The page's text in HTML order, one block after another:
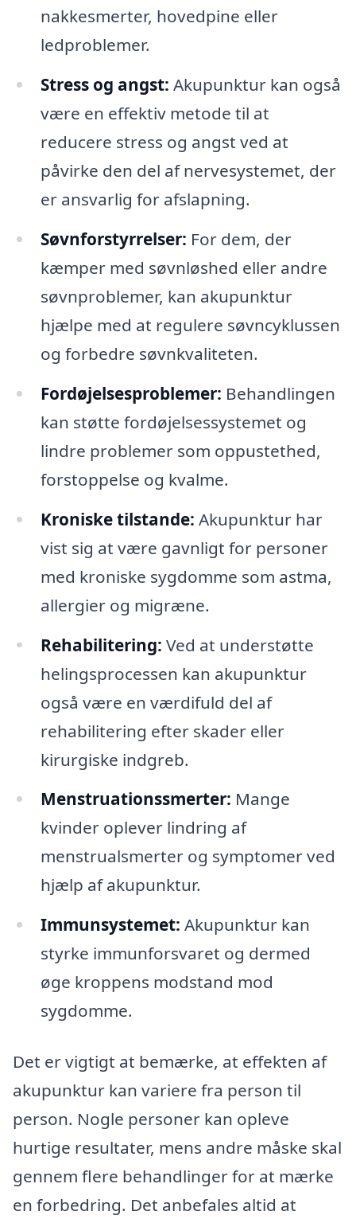
nakkesmerter, hovedpine eller
ledproblemer.
Stress og angst: Akupunktur kan også
være en effektiv metode til at
reducere stress og angst ved at
påvirke den del af nervesystemet, der
er ansvarlig for afslapning.
Søvnforstyrrelser: For dem, der
kæmper med søvnløshed eller andre
søvnproblemer, kan akupunktur
hjælpe med at regulere søvncyklussen
og forbedre søvnkvaliteten.
Fordøjelsesproblemer: Behandlingen
kan støtte fordøjelsessystemet og
lindre problemer som oppustethed,
forstoppelse og kvalme.
Kroniske tilstande: Akupunktur har
vist sig at være gavnligt for personer
med kroniske sygdomme som astma,
allergier og migræne.
Rehabilitering: Ved at understøtte
helingsprocessen kan akupunktur
også være en værdifuld del af
rehabilitering efter skader eller
kirurgiske indgreb.
Menstruationssmerter: Mange
kvinder oplever lindring af
menstrualsmerter og symptomer ved
hjælp af akupunktur.
Immunsystemet: Akupunktur kan
styrke immunforsvaret og dermed
øge kroppens modstand mod
sygdomme.
Det er vigtigt at bemærke, at effekten af
akupunktur kan variere fra person til
person. Nogle personer kan opleve
hurtige resultater, mens andre måske skal
gennem flere behandlinger for at mærke
en forbedring. Det anbefales altid at